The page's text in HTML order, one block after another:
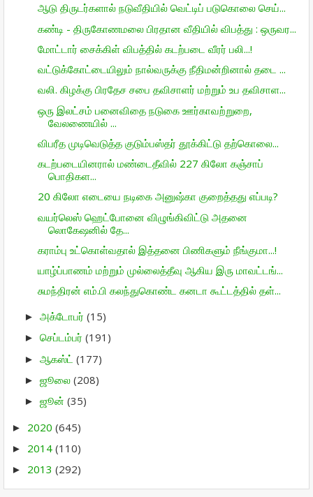
ஆடு திருடர்களால் நடுவீதியில் வெட்டிப் படுகொலை செய்...
கண்டி - திருகோணமலை பிரதான வீதியில் விபத்து : ஒருவர...
மோட்டார் சைக்கிள் விபத்தில் கடற்படை வீரர் பலி...!
வட்டுக்கோட்டையிலும் நால்வருக்கு நீதிமன்றினால் தடை ...
வலி. கிழக்கு பிரதேச சபை தவிசாளர் மற்றும் உப தவிசாள...
ஒரு இலட்சம் பனைவிதை நடுகை ஊர்காவற்றுறை,
வேலணையில் ...
விபரீத முடிவெடுத்த குடும்பஸ்தர் தூக்கிட்டு தற்கொலை...
கடற்படையினரால் மண்டைதீவில் 227 கிலோ கஞ்சாப்
பொதிகள...
20 கிலோ எடையை நடிகை அனுஷ்கா குறைத்தது எப்படி?
வயர்லெஸ் ஹெட்போனை விழுங்கிவிட்டு அதனை
லொகேஷனில் தே...
கராம்பு உட்கொள்வதால் இத்தனை பிணிகளும் நீங்குமா...!
யாழ்ப்பாணம் மற்றும் முல்லைத்தீவு ஆகிய இரு மாவட்டங்...
சுமந்திரன் எம்.பி கலந்துகொண்ட கனடா கூட்டத்தில் தள்...
► அக்டோபர் (15)
► செப்டம்பர் (191)
► ஆகஸ்ட் (177)
► ஜூலை (208)
► ஜூன் (35)
► 2020 (645)
► 2014 (110)
► 2013 (292)